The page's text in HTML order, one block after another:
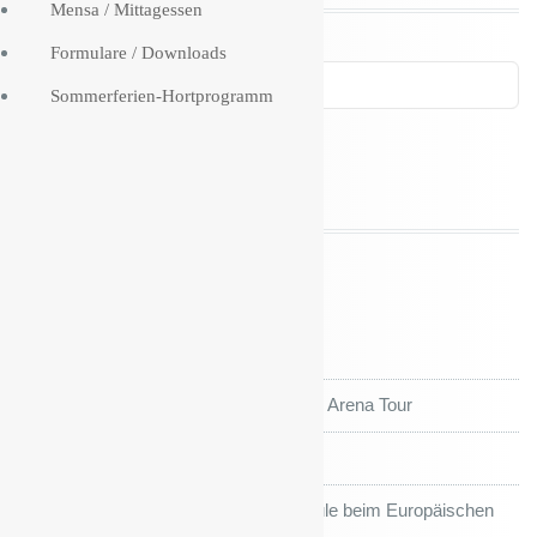
Kiefholz Grundschule auf großer Arena Tour
Preis für die Kiefholz-Grundschule beim Europäischen
Mensa / Mittagessen
Formulare / Downloads
Sommerferien-Hortprogramm